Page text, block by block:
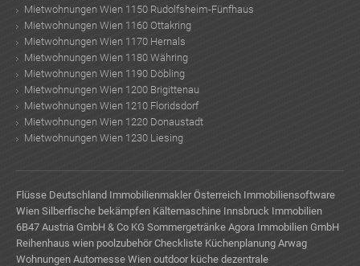
Mietwohnungen Wien 1150 Rudolfsheim-Fünfhaus
Mietwohnungen Wien 1160 Ottakring
Mietwohnungen Wien 1170 Hernals
Mietwohnungen Wien 1180 Währing
Mietwohnungen Wien 1190 Döbling
Mietwohnungen Wien 1200 Brigittenau
Mietwohnungen Wien 1210 Floridsdorf
Mietwohnungen Wien 1220 Donaustadt
Mietwohnungen Wien 1230 Liesing
Flüsse Deutschland Immobilienmakler Österreich Immobiliensoftware
Wien Silberfische bekämpfen Kältemaschine Innsbruck Immobilien
6B47 Austria GmbH & Co KG Sommergetränke Agora Immobilien GmbH
Reihenhaus wien poolzubehör Checkliste Küchenplanung Arwag
Wohnungen Automesse Wien outdoor küche dezentrale